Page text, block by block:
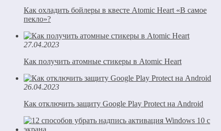
Как охладить бойлеры в квесте Atomic Heart «В самое
пекло»?
27.04.2023
Как получить атомные стикеры в Atomic Heart
26.04.2023
Как отключить защиту Google Play Protect на Android